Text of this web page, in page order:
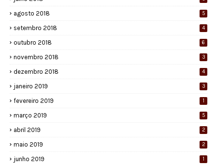
agosto 2018 5
setembro 2018 4
outubro 2018 6
novembro 2018 3
dezembro 2018 4
janeiro 2019 3
fevereiro 2019 1
março 2019 5
abril 2019 2
maio 2019 2
junho 2019 1